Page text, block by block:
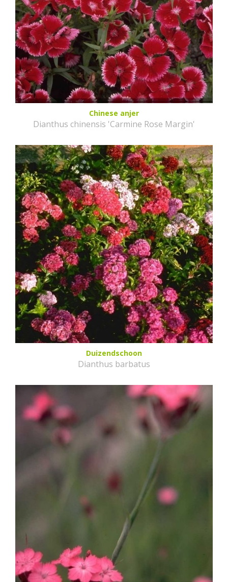
Chinese anjer
Dianthus chinensis 'Carmine Rose Margin'
Duizendschoon
Dianthus barbatus